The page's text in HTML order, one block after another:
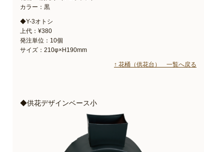
カラー：黒
◆Y-3オトシ
上代：¥380
発注単位：10個
サイズ：210φ×H190mm
↑ 花桶（供花台） 一覧へ戻る
◆供花デザインベース小